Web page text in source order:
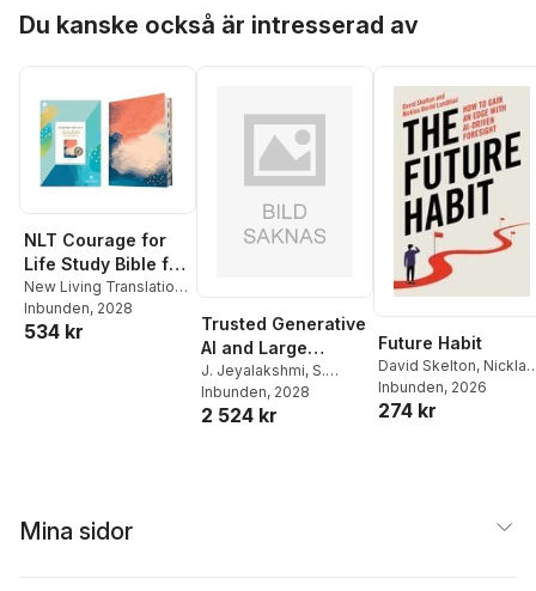
Du kanske också är intresserad av
NLT Courage for
Life Study Bible for
Women, Filament
Enabled
(Hardcover,
New Living Translation ,
Ann White
Inbunden, 2028
534 kr
Trusted Generative
AI and Large
Language Models
for Health
Informatics
J. Jeyalakshmi, S.
Sountharrajan,E.
Suganya,Balamurugan
Inbunden, 2028
2 524 kr
Future Habit
David Skelton, Nicklas
Berild Lundblad
Inbunden, 2026
274 kr
Mina sidor